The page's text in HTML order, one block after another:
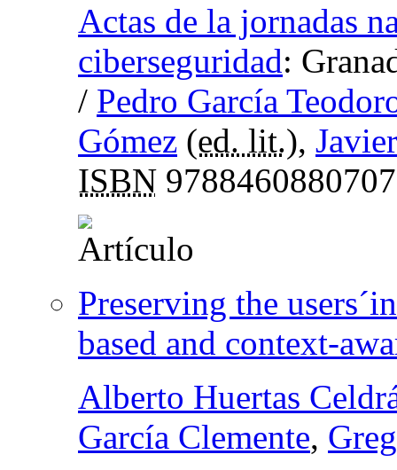
Actas de la jornadas
ciberseguridad:
/ Pedro García
Gómez (ed. lit.),
ISBN
Preserving the
based and context-
Alberto Huertas
García Clemente,